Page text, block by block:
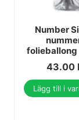
Number
folieballong
43.00
Lägg till i